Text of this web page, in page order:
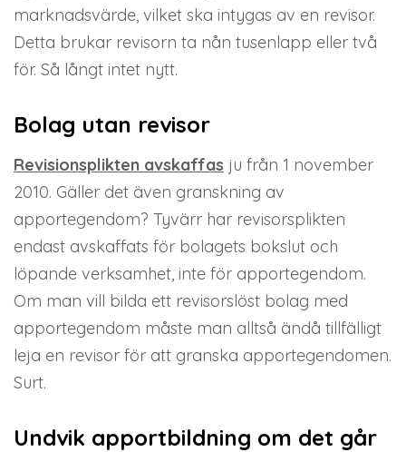
marknadsvärde, vilket ska intygas av en revisor.
Detta brukar revisorn ta nån tusenlapp eller två
för. Så långt intet nytt.
Bolag utan revisor
Revisionsplikten avskaffas ju från 1 november
2010. Gäller det även granskning av
apportegendom? Tyvärr har revisorsplikten
endast avskaffats för bolagets bokslut och
löpande verksamhet, inte för apportegendom.
Om man vill bilda ett revisorslöst bolag med
apportegendom måste man alltså ändå tillfälligt
leja en revisor för att granska apportegendomen.
Surt.
Undvik apportbildning om det går